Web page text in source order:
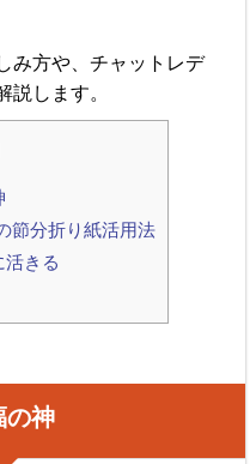
み方や、チャットレデ
説します。
節分折り紙活用法
きる
の神